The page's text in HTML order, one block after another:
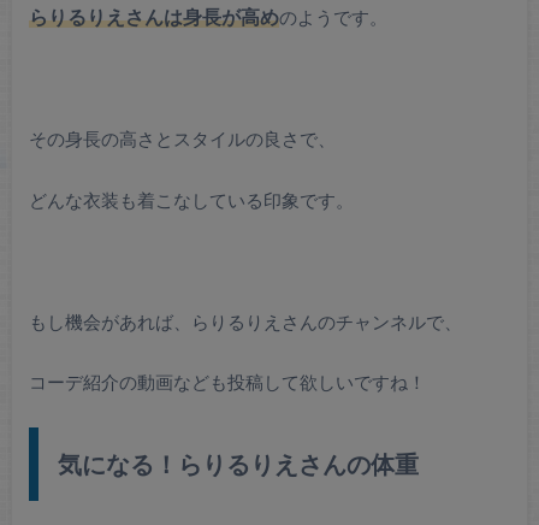
らりるりえさんは身長が高めのようです。
その身長の高さとスタイルの良さで、
どんな衣装も着こなしている印象です。
もし機会があれば、らりるりえさんのチャンネルで、
コーデ紹介の動画なども投稿して欲しいですね！
気になる！らりるりえさんの体重